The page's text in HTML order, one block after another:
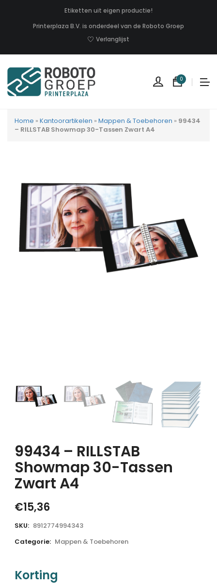
Etiketten uit eigen productie!
Printerplaza B.V. is onderdeel van de Roboto Groep
Verlanglijst
0
Home » Kantoorartikelen » Mappen & Toebehoren » 99434
– RILLSTAB Showmap 30-Tassen Zwart A4
99434 – RILLSTAB
Showmap 30-Tassen
Zwart A4
€15,36
SKU: 8912774994343
Categorie: Mappen & Toebehoren
Korting